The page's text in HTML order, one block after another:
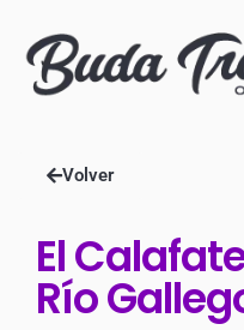
Volver
El
Río